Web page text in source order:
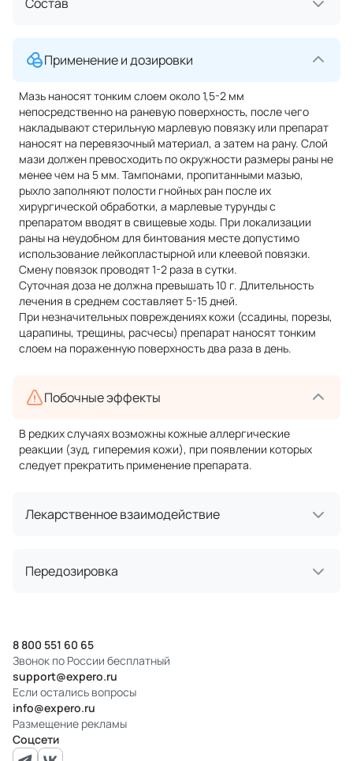
Применение и дозировки
Мазь наносят тонким слоем около 1,5-2 мм
непосредственно на раневую поверхность, после чего
накладывают стерильную марлевую повязку или препарат
наносят на перевязочный материал, а затем на рану. Слой
мази должен превосходить по окружности размеры раны не
менее чем на 5 мм. Тампонами, пропитанными мазью,
рыхло заполняют полости гнойных ран после их
хирургической обработки, а марлевые турунды с
препаратом вводят в свищевые ходы. При локализации
раны на неудобном для бинтования месте допустимо
использование лейкопластырной или клеевой повязки.
Смену повязок проводят 1-2 раза в сутки.
Суточная доза не должна превышать 10 г. Длительность
лечения в среднем составляет 5-15 дней.
При незначительных повреждениях кожи (ссадины, порезы,
царапины, трещины, расчесы) препарат наносят тонким
слоем на пораженную поверхность два раза в день.
Побочные эффекты
В редких случаях возможны кожные аллергические
реакции (зуд, гиперемия кожи), при появлении которых
следует прекратить применение препарата.
Лекарственное взаимодействие
Передозировка
8 800 551 60 65
Звонок по России бесплатный
support@expero.ru
Если остались вопросы
info@expero.ru
Размещение рекламы
Соцсети